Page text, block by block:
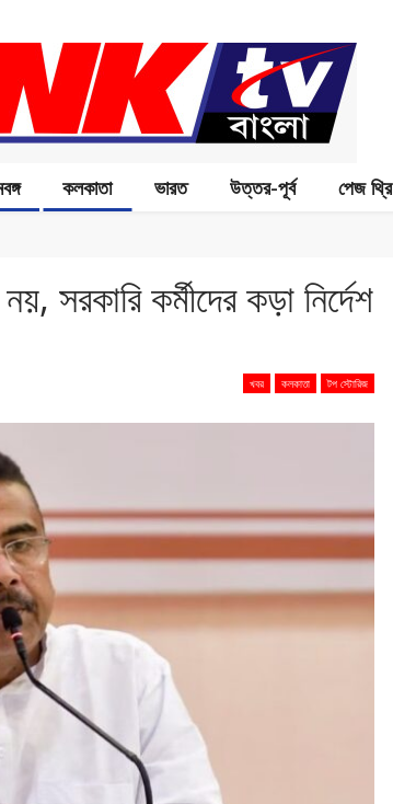
কলকাতা ভারত উত্তর-পূর্ব পেজ থ্রি
সরকারি কর্মীদের কড়া নির্দেশ
খবর কলকাতা টপ স্টোরিজ